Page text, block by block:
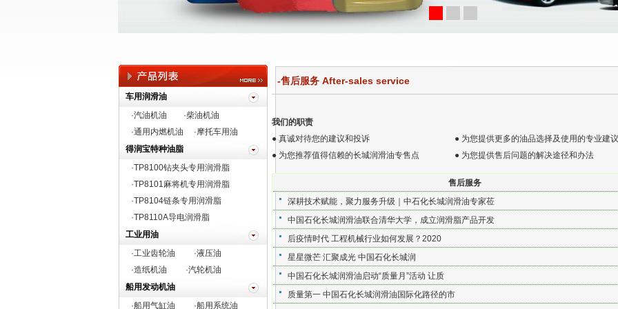
车用润滑油
·汽油机油
·柴油机油
·通用内燃机油
·摩托车用油
得润宝特种油脂
·TP8100钻夹头专用润滑脂
·TP8101麻将机专用润滑脂
·TP8104链条专用润滑脂
·TP8110A导电润滑脂
工业用油
·工业齿轮油
·液压油
·造纸机油
·汽轮机油
船用发动机油
·船用气缸油
·船用系统油
-售后服务 After-sales service
我们的职责
● 真诚对待您的建议和投诉 ● 为您提供更多的油品选择及使用的专业建议
● 为您推荐值得信赖的长城润滑油专售点 ● 为您提供售后问题的解决途径和办法
售后服务
深耕技术赋能，聚力服务升级｜中石化长城润滑油专家莅
中国石化长城润滑油联合清华大学，成立润滑脂产品开发
后疫情时代 工程机械行业如何发展？2020
星星微芒 汇聚成光 中国石化长城润
中国石化长城润滑油启动“质量月”活动 让质
质量第一 中国石化长城润滑油国际化路径的市